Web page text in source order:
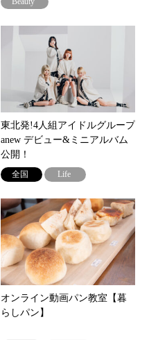
東北発!4人組アイドルグループ
anew デビュー&ミニアルバム
公開！
全国 Life
オンライン動画パン教室【暮
らしパン】